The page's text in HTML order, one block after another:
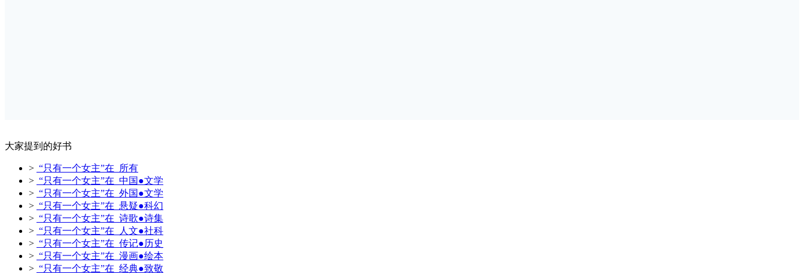
大家提到的好书
> “只有一个女主”在 所有
> “只有一个女主”在 中国●文学
> “只有一个女主”在 外国●文学
> “只有一个女主”在 悬疑●科幻
> “只有一个女主”在 诗歌●诗集
> “只有一个女主”在 人文●社科
> “只有一个女主”在 传记●历史
> “只有一个女主”在 漫画●绘本
> “只有一个女主”在 经典●致敬